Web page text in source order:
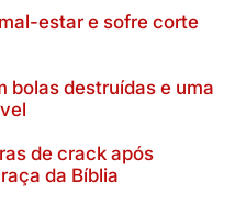
estar e sofre corte
bolas destruídas e uma
de crack após
da Bíblia